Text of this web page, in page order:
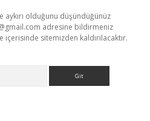
aykırı olduğunu düşündüğünüz
adresine bildirmeniz
sitemizden kaldırılacaktır.